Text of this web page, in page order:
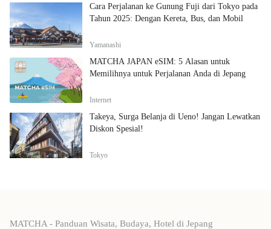
Cara Perjalanan ke Gunung Fuji dari Tokyo pada
Tahun 2025: Dengan Kereta, Bus, dan Mobil
Yamanashi
MATCHA JAPAN eSIM: 5 Alasan untuk
Memilihnya untuk Perjalanan Anda di Jepang
Internet
Takeya, Surga Belanja di Ueno! Jangan Lewatkan
Diskon Spesial!
Tokyo
MATCHA - Panduan Wisata, Budaya, Hotel di Jepang